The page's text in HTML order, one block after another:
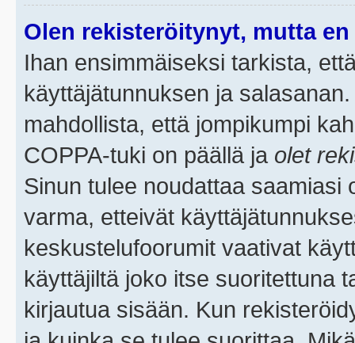
Olen rekisteröitynyt, mutta
Ihan ensimmäiseksi tarkista,
käyttäjätunnuksen ja
mahdollista, että jompikumpi
COPPA-tuki on päällä ja olet
Sinun tulee noudattaa saamiasi
varma, etteivät
keskustelufoorumit vaativat
käyttäjiltä joko itse suoritettuna
kirjautua sisään. Kun